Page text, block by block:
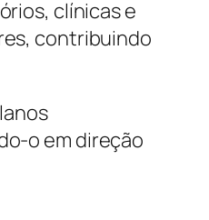
clínicas e
contribuindo
o em direção